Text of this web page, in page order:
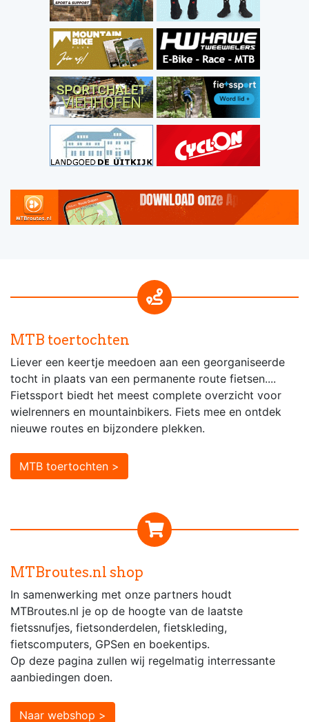
MTB toertochten
Liever een keertje meedoen aan een georganiseerde
tocht in plaats van een permanente route fietsen....
Fietssport biedt het meest complete overzicht voor
wielrenners en mountainbikers. Fiets mee en ontdek
nieuwe routes en bijzondere plekken.
MTB toertochten >
MTBroutes.nl shop
In samenwerking met onze partners houdt
MTBroutes.nl je op de hoogte van de laatste
fietssnufjes, fietsonderdelen, fietskleding,
fietscomputers, GPSen en boekentips.
Op deze pagina zullen wij regelmatig interressante
aanbiedingen doen.
Naar webshop >